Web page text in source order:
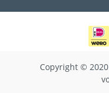
Copyright ©